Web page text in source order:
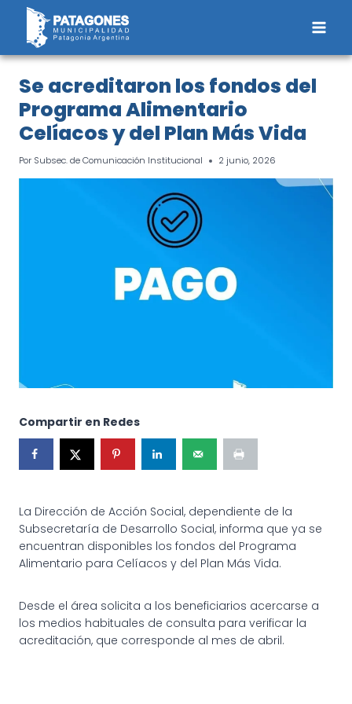
Saltar
contenido
Se acreditaron los fondos del
Programa Alimentario
Celíacos y del Plan Más Vida
Por Subsec. de Comunicación Institucional 2 junio, 2026
Compartir en Redes
La Dirección de Acción Social, dependiente de la
Subsecretaría de Desarrollo Social, informa que ya se
encuentran disponibles los fondos del Programa
Alimentario para Celíacos y del Plan Más Vida.
Desde el área solicita a los beneficiarios acercarse a
los medios habituales de consulta para verificar la
acreditación, que corresponde al mes de abril.